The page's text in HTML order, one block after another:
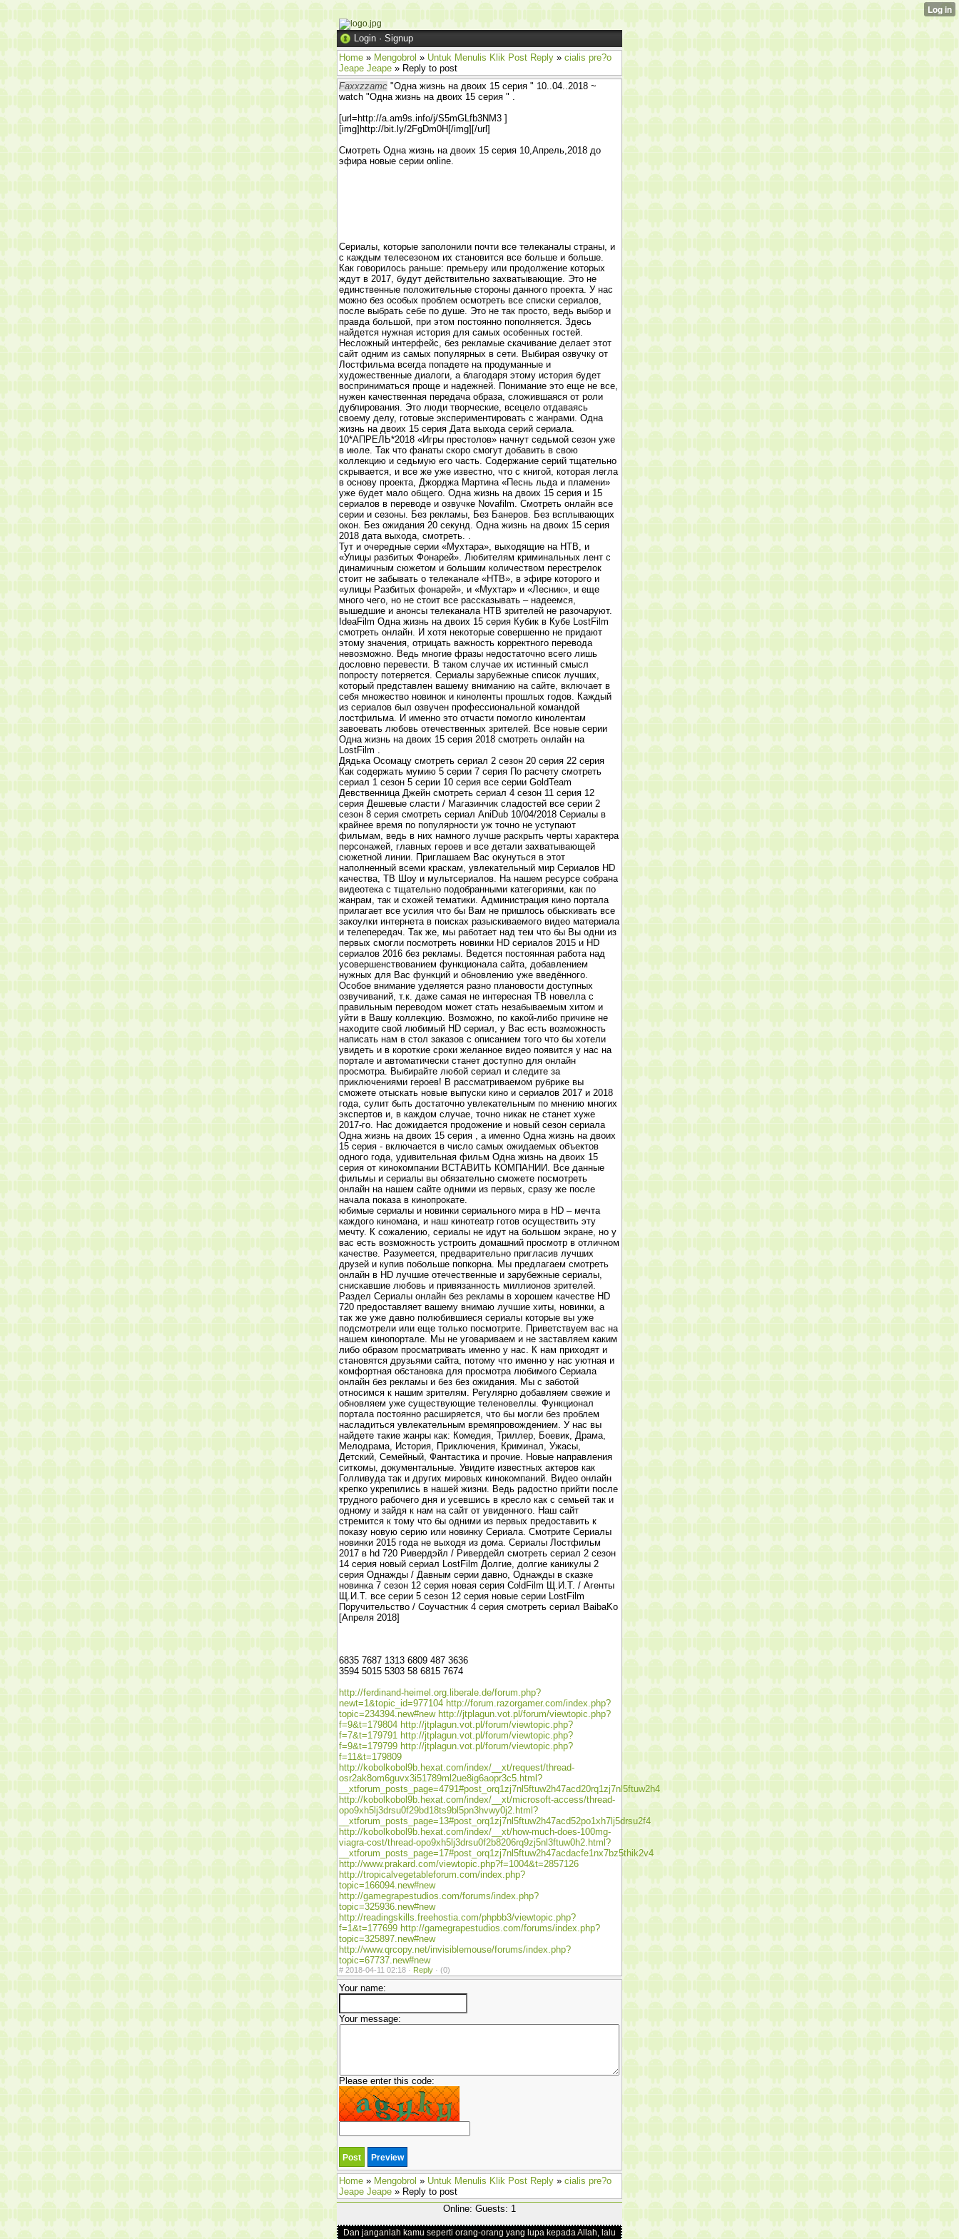
Login · Signup
Home » Mengobrol » Untuk Menulis Klik Post Reply » cialis pre?o
Jeape Jeape » Reply to post
Faxxzzamc "Одна жизнь на двоих 15 серия " 10..04..2018 ~
watch "Одна жизнь на двоих 15 серия " .
[url=http://a.am9s.info/j/S5mGLfb3NM3 ]
[img]http://bit.ly/2FgDm0H[/img][/url]
Смотреть Одна жизнь на двоих 15 серия 10,Апрель,2018 до
эфира новые серии online.
Сериалы, которые заполонили почти все телеканалы страны, и
с каждым телесезоном их становится все больше и больше.
Как говорилось раньше: премьеру или продолжение которых
ждут в 2017, будут действительно захватывающие. Это не
единственные положительные стороны данного проекта. У нас
можно без особых проблем осмотреть все списки сериалов,
после выбрать себе по душе. Это не так просто, ведь выбор и
правда большой, при этом постоянно пополняется. Здесь
найдется нужная история для самых особенных гостей.
Несложный интерфейс, без рекламые скачивание делает этот
сайт одним из самых популярных в сети. Выбирая озвучку от
Лостфильма всегда попадете на продуманные и
художественные диалоги, а благодаря этому история будет
восприниматься проще и надежней. Понимание это еще не все,
нужен качественная передача образа, сложившаяся от роли
дублирования. Это люди творческие, всецело отдаваясь
своему делу, готовые экспериментировать с жанрами. Одна
жизнь на двоих 15 серия Дата выхода серий сериала.
10*АПРЕЛЬ*2018 «Игры престолов» начнут седьмой сезон уже
в июле. Так что фанаты скоро смогут добавить в свою
коллекцию и седьмую его часть. Содержание серий тщательно
скрывается, и все же уже известно, что с книгой, которая легла
в основу проекта, Джорджа Мартина «Песнь льда и пламени»
уже будет мало общего. Одна жизнь на двоих 15 серия и 15
сериалов в переводе и озвучке Novafilm. Смотреть онлайн все
серии и сезоны. Без рекламы, Без Банеров. Без всплывающих
окон. Без ожидания 20 секунд. Одна жизнь на двоих 15 серия
2018 дата выхода, смотреть. .
Тут и очередные серии «Мухтара», выходящие на НТВ, и
«Улицы разбитых Фонарей». Любителям криминальных лент с
динамичным сюжетом и большим количеством перестрелок
стоит не забывать о телеканале «НТВ», в эфире которого и
«улицы Разбитых фонарей», и «Мухтар» и «Лесник», и еще
много чего, но не стоит все рассказывать – надеемся,
вышедшие и анонсы телеканала НТВ зрителей не разочаруют.
IdeaFilm Одна жизнь на двоих 15 серия Кубик в Кубе LostFilm
смотреть онлайн. И хотя некоторые совершенно не придают
этому значения, отрицать важность корректного перевода
невозможно. Ведь многие фразы недостаточно всего лишь
дословно перевести. В таком случае их истинный смысл
попросту потеряется. Сериалы зарубежные список лучших,
который представлен вашему вниманию на сайте, включает в
себя множество новинок и киноленты прошлых годов. Каждый
из сериалов был озвучен профессиональной командой
лостфильма. И именно это отчасти помогло кинолентам
завоевать любовь отечественных зрителей. Все новые серии
Одна жизнь на двоих 15 серия 2018 смотреть онлайн на
LostFilm .
Дядька Осомацу смотреть сериал 2 сезон 20 серия 22 серия
Как содержать мумию 5 серии 7 серия По расчету смотреть
сериал 1 сезон 5 серии 10 серия все серии GoldTeam
Девственница Джейн смотреть сериал 4 сезон 11 серия 12
серия Дешевые сласти / Магазинчик сладостей все серии 2
сезон 8 серия смотреть сериал AniDub 10/04/2018 Сериалы в
крайнее время по популярности уж точно не уступают
фильмам, ведь в них намного лучше раскрыть черты характера
персонажей, главных героев и все детали захватывающей
сюжетной линии. Приглашаем Вас окунуться в этот
наполненный всеми краскам, увлекательный мир Сериалов HD
качества, ТВ Шоу и мультсериалов. На нашем ресурсе собрана
видеотека с тщательно подобранными категориями, как по
жанрам, так и схожей тематики. Администрация кино портала
прилагает все усилия что бы Вам не пришлось обыскивать все
закоулки интернета в поисках разыскиваемого видео материала
и телепередач. Так же, мы работает над тем что бы Вы одни из
первых смогли посмотреть новинки HD сериалов 2015 и HD
сериалов 2016 без рекламы. Ведется постоянная работа над
усовершенствованием функционала сайта, добавлением
нужных для Вас функций и обновлению уже введённого.
Особое внимание уделяется разно плановости доступных
озвучиваний, т.к. даже самая не интересная ТВ новелла с
правильным переводом может стать незабываемым хитом и
уйти в Вашу коллекцию. Возможно, по какой-либо причине не
находите свой любимый HD сериал, у Вас есть возможность
написать нам в стол заказов с описанием того что бы хотели
увидеть и в короткие сроки желанное видео появится у нас на
портале и автоматически станет доступно для онлайн
просмотра. Выбирайте любой сериал и следите за
приключениями героев! В рассматриваемом рубрике вы
сможете отыскать новые выпуски кино и сериалов 2017 и 2018
года, сулит быть достаточно увлекательным по мнению многих
экспертов и, в каждом случае, точно никак не станет хуже
2017-го. Нас дожидается продожение и новый сезон сериала
Одна жизнь на двоих 15 серия , а именно Одна жизнь на двоих
15 серия - включается в число самых ожидаемых объектов
одного года, удивительная фильм Одна жизнь на двоих 15
серия от кинокомпании ВСТАВИТЬ КОМПАНИИ. Все данные
фильмы и сериалы вы обязательно сможете посмотреть
онлайн на нашем сайте одними из первых, сразу же после
начала показа в кинопрокате.
юбимые сериалы и новинки сериального мира в HD – мечта
каждого киномана, и наш кинотеатр готов осуществить эту
мечту. К сожалению, сериалы не идут на большом экране, но у
вас есть возможность устроить домашний просмотр в отличном
качестве. Разумеется, предварительно пригласив лучших
друзей и купив побольше попкорна. Мы предлагаем смотреть
онлайн в HD лучшие отечественные и зарубежные сериалы,
снискавшие любовь и привязанность миллионов зрителей.
Раздел Сериалы онлайн без рекламы в хорошем качестве HD
720 предоставляет вашему внимаю лучшие хиты, новинки, а
так же уже давно полюбившиеся сериалы которые вы уже
подсмотрели или еще только посмотрите. Приветствуем вас на
нашем кинопортале. Мы не уговариваем и не заставляем каким
либо образом просматривать именно у нас. К нам приходят и
становятся друзьями сайта, потому что именно у нас уютная и
комфортная обстановка для просмотра любимого Сериала
онлайн без рекламы и без без ожидания. Мы с заботой
относимся к нашим зрителям. Регулярно добавляем свежие и
обновляем уже существующие теленовеллы. Функционал
портала постоянно расширяется, что бы могли без проблем
насладиться увлекательным времяпровождением. У нас вы
найдете такие жанры как: Комедия, Триллер, Боевик, Драма,
Мелодрама, История, Приключения, Криминал, Ужасы,
Детский, Семейный, Фантастика и прочие. Новые направления
ситкомы, документальные. Увидите известных актеров как
Голливуда так и других мировых кинокомпаний. Видео онлайн
крепко укрепились в нашей жизни. Ведь радостно прийти после
трудного рабочего дня и усевшись в кресло как с семьей так и
одному и зайдя к нам на сайт от увиденного. Наш сайт
стремится к тому что бы одними из первых предоставить к
показу новую серию или новинку Сериала. Смотрите Сериалы
новинки 2015 года не выходя из дома. Сериалы Лостфильм
2017 в hd 720 Ривердэйл / Ривердейл смотреть сериал 2 сезон
14 серия новый сериал LostFilm Долгие, долгие каникулы 2
серия Однажды / Давным серии давно, Однажды в сказке
новинка 7 сезон 12 серия новая серия ColdFilm Щ.И.Т. / Агенты
Щ.И.Т. все серии 5 сезон 12 серия новые серии LostFilm
Поручительство / Соучастник 4 серия смотреть сериал BaibaKo
[Апреля 2018]
6835 7687 1313 6809 487 3636
3594 5015 5303 58 6815 7674
http://ferdinand-heimel.org.liberale.de/forum.php?
newt=1&topic_id=977104 http://forum.razorgamer.com/index.php?
topic=234394.new#new http://jtplagun.vot.pl/forum/viewtopic.php?
f=9&t=179804 http://jtplagun.vot.pl/forum/viewtopic.php?
f=7&t=179791 http://jtplagun.vot.pl/forum/viewtopic.php?
f=9&t=179799 http://jtplagun.vot.pl/forum/viewtopic.php?
f=11&t=179809
http://kobolkobol9b.hexat.com/index/__xt/request/thread-
osr2ak8om6guvx3i51789ml2ue8ig6aopr3c5.html?
__xtforum_posts_page=4791#post_orq1zj7nl5ftuw2h47acd20rq1zj7nl5ftuw2h4
http://kobolkobol9b.hexat.com/index/__xt/microsoft-access/thread-
opo9xh5lj3drsu0f29bd18ts9bl5pn3hvwy0j2.html?
__xtforum_posts_page=13#post_orq1zj7nl5ftuw2h47acd52po1xh7lj5drsu2f4
http://kobolkobol9b.hexat.com/index/__xt/how-much-does-100mg-
viagra-cost/thread-opo9xh5lj3drsu0f2b8206rq9zj5nl3ftuw0h2.html?
__xtforum_posts_page=17#post_orq1zj7nl5ftuw2h47acdacfe1nx7bz5thik2v4
http://www.prakard.com/viewtopic.php?f=1004&t=2857126
http://tropicalvegetableforum.com/index.php?
topic=166094.new#new
http://gamegrapestudios.com/forums/index.php?
topic=325936.new#new
http://readingskills.freehostia.com/phpbb3/viewtopic.php?
f=1&t=177699 http://gamegrapestudios.com/forums/index.php?
topic=325897.new#new
http://www.qrcopy.net/invisiblemouse/forums/index.php?
topic=67737.new#new
# 2018-04-11 02:18 · Reply · (0)
Your name:
Your message:
Please enter this code:
Home » Mengobrol » Untuk Menulis Klik Post Reply » cialis pre?o
Jeape Jeape » Reply to post
Online: Guests: 1
Dan janganlah kamu seperti orang-orang yang lupa kepada Allah, lalu